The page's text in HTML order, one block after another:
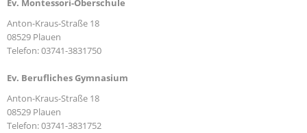
Ev. Montessori-Oberschule
Anton-Kraus-Straße 18
08529 Plauen
Telefon: 03741-3831750
Ev. Berufliches Gymnasium
Anton-Kraus-Straße 18
08529 Plauen
Telefon: 03741-3831752